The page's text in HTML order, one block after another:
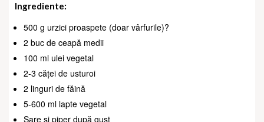
Ingrediente:
500 g urzici proaspete (doar vârfurile)?
2 buc de ceapă medii
100 ml ulei vegetal
2-3 căței de usturoi
2 linguri de făină
5-600 ml lapte vegetal
Sare și piper după gust